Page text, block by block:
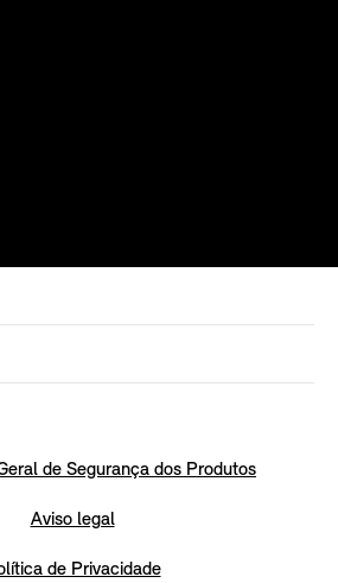
de Segurança dos Produtos
Aviso legal
de Privacidade